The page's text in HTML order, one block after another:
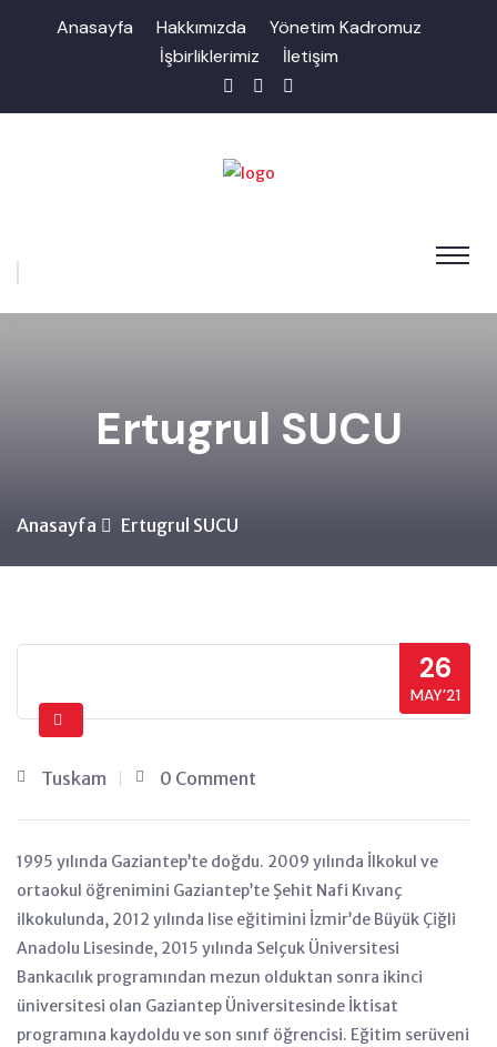
Anasayfa Hakkımızda
Yönetim Kadromuz
İşbirliklerimiz
İletişim
Ertugrul SUCU
Anasayfa Ertugrul SUCU
26
MAY’21
Tuskam 0 Comment
1995 yılında Gaziantep’te doğdu. 2009 yılında İlkokul ve
ortaokul öğrenimini Gaziantep’te Şehit Nafi Kıvanç
ilkokulunda, 2012 yılında lise eğitimini İzmir’de Büyük Çiğli
Anadolu Lisesinde, 2015 yılında Selçuk Üniversitesi
Bankacılık programından mezun olduktan sonra ikinci
üniversitesi olan Gaziantep Üniversitesinde İktisat
programına kaydoldu ve son sınıf öğrencisi. Eğitim serüveni